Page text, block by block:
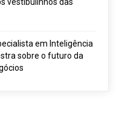
em Inteligência
sobre o futuro da